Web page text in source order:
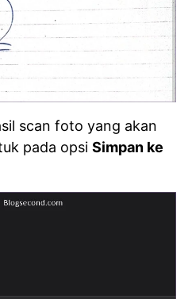
scan foto yang akan
pada opsi Simpan ke